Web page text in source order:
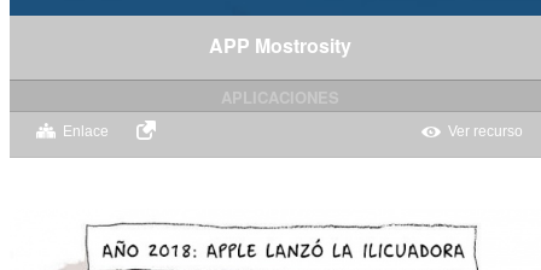
APP Mostrosity
Enlace Ver recurso